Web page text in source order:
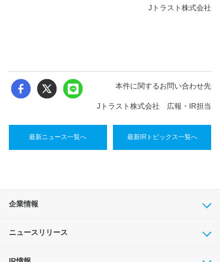
Jトラスト株式会社
本件に関するお問い合わせ先
Jトラスト株式会社 広報・IR担当
最新ニュース一覧へ 最新IRトピックス一覧へ
企業情報
ニュースリリース